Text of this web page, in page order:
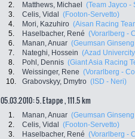
2.
Matthews, Michael (Team Jayco -
3.
Celis, Vidal (Footon-Servetto)
4.
Mori, Kazuhiro (Aisan Racing
5.
Haselbacher, René (Vorarlberg -
6.
Manan, Anuar (Geumsan
7.
Nateghi, Hossein (Azad
8.
Pohl, Dennis (Giant Asia Racing
9.
Weissinger, Rene (Vorarlberg -
10.
Grabovskyy, Dmytro (ISD - Neri)
05.03.2010: 5. Etappe , 111.5 km
1. Manan, Anuar (Geumsan
2.
Celis, Vidal (Footon-Servetto)
3.
Haselbacher, René (Vorarlberg -